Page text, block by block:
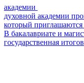
академии
духовной академии
который
В бакалавриате и
государственная